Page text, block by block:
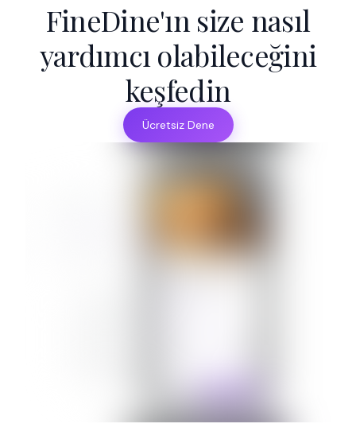
FineDine'ın size nasıl
yardımcı olabileceğini
keşfedin
Ücretsiz Dene